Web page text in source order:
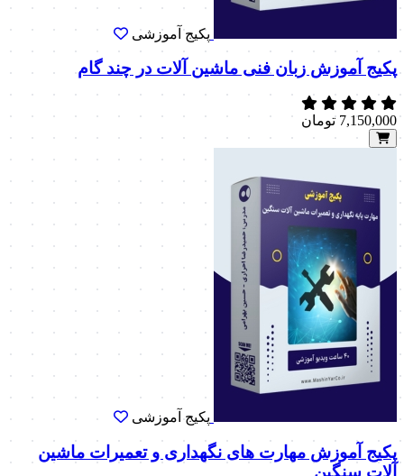
پکیج آموزشی
پکیج آموزش زبان فنی ماشین آلات در چند گام
7,150,000 تومان
پکیج آموزشی
پکیج آموزش مهارت های نگهداری و تعمیرات ماشین
آلات سنگین